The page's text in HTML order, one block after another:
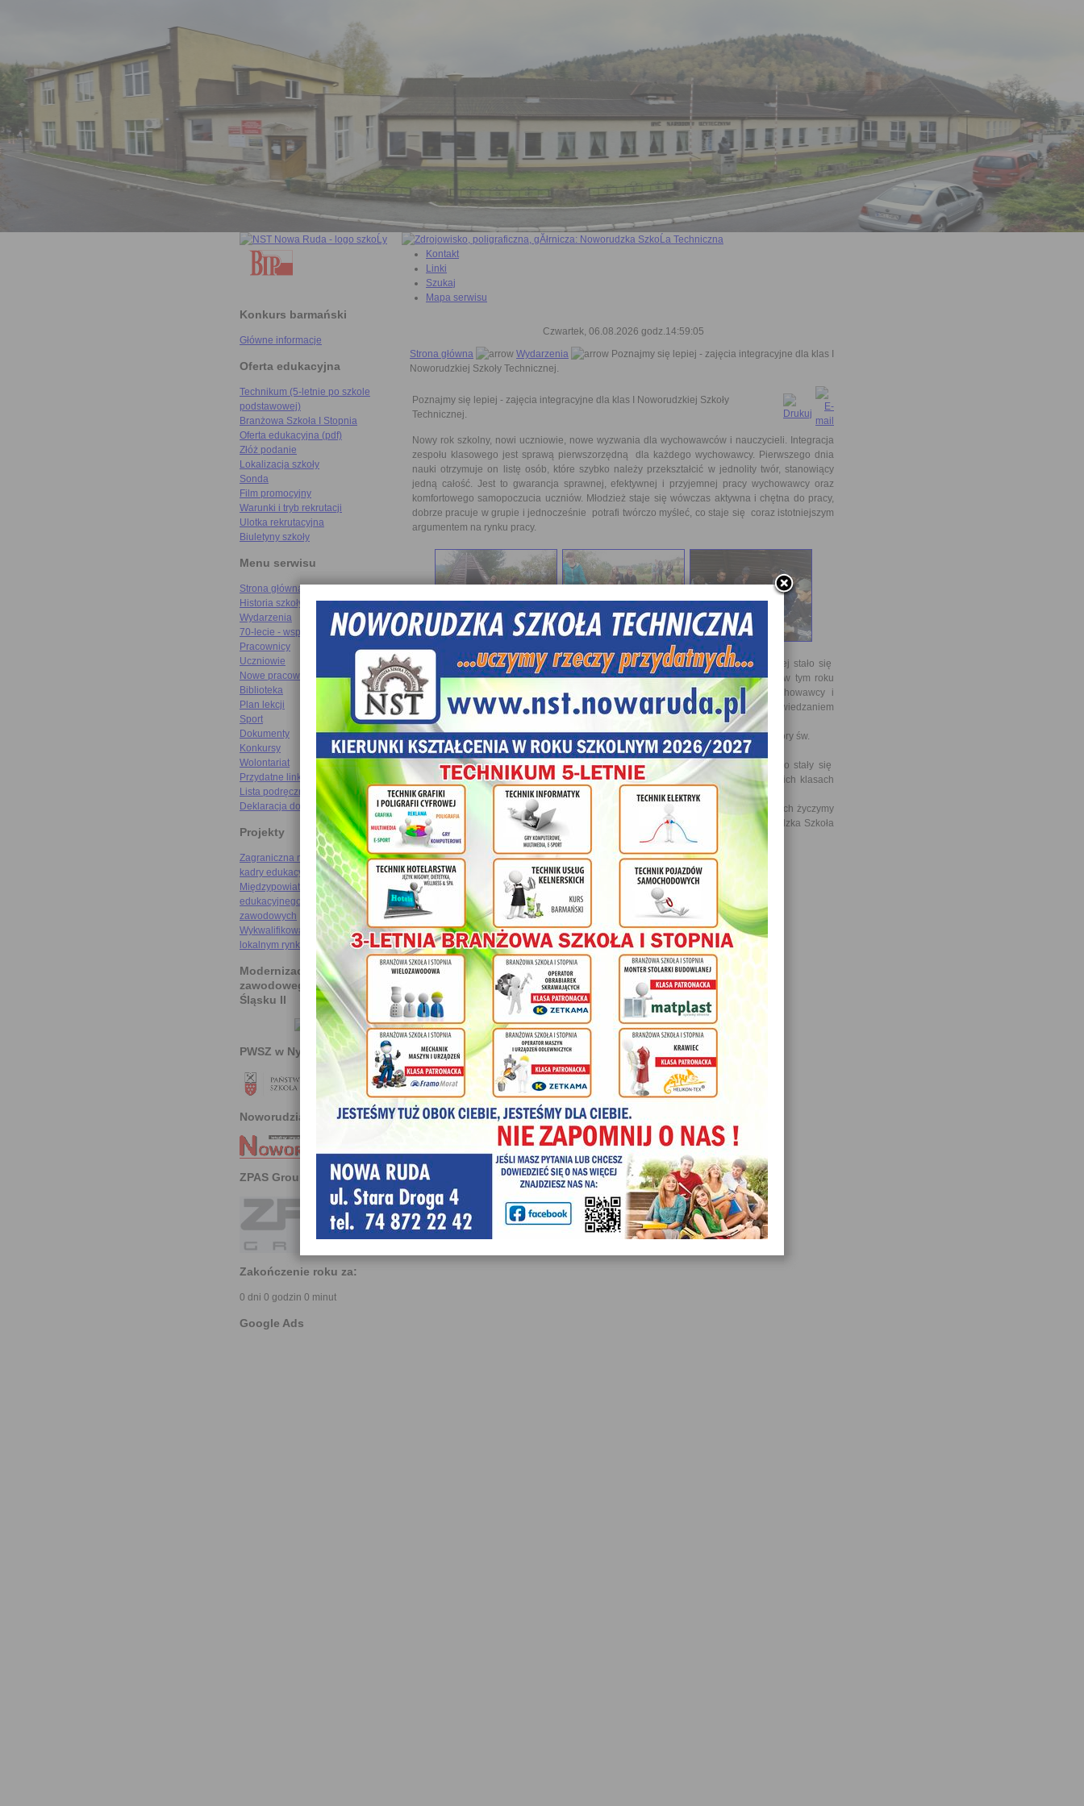
Konkurs barmański
Główne informacje
Oferta edukacyjna
Technikum (5-letnie po szkole
podstawowej)
Branżowa Szkoła I Stopnia
Oferta edukacyjna (pdf)
Złóż podanie
Lokalizacja szkoły
Sonda
Film promocyjny
Warunki i tryb rekrutacji
Ulotka rekrutacyjna
Biuletyny szkoły
Menu serwisu
Strona główna
Historia szkoły
Wydarzenia
70-lecie - wspomnienia
Pracownicy
Uczniowie
Nowe pracownie
Biblioteka
Plan lekcji
Sport
Dokumenty
Konkursy
Wolontariat
Przydatne linki
Lista podręczników
Deklaracja dostępności
Projekty
Zagraniczna mobilność szkolnej
kadry edukacyjnej
Międzypowiatowa droga do
edukacyjnego sukcesu szkół
zawodowych
Wykwalifikowani rzemieślnicy na
lokalnym rynku pracy
Modernizacja kształcenia
zawodowego na Dolnym
Śląsku II
PWSZ w Nysie
Noworudzianin
ZPAS Group
Zakończenie roku za:
0 dni 0 godzin 0 minut
Google Ads
Kontakt
Linki
Szukaj
Mapa serwisu
Czwartek, 06.08.2026 godz.14:59:06
Strona główna
Wydarzenia
Poznajmy się lepiej - zajęcia integracyjne dla klas I
Noworudzkiej Szkoły Technicznej.
Poznajmy się lepiej - zajęcia integracyjne dla klas I Noworudzkiej Szkoły
Technicznej.
Nowy rok szkolny, nowi uczniowie, nowe wyzwania dla wychowawców i nauczycieli. Integracja
zespołu klasowego jest sprawą pierwszorzędną dla każdego wychowawcy. Pierwszego dnia
nauki otrzymuje on listę osób, które szybko należy przekształcić w jednolity twór, stanowiący
jedną całość. Jest to gwarancja sprawnej, efektywnej i przyjemnej pracy wychowawcy oraz
komfortowego samopoczucia uczniów. Młodzież staje się wówczas aktywna i chętna do pracy,
dobrze pracuje w grupie i jednocześnie potrafi twórczo myśleć, co staje się coraz istotniejszym
argumentem na rynku pracy.
Mając na uwadze dobro naszych uczniów, w Noworudzkiej Szkole Technicznej stało się
tradycją organizowanie zajęć integracyjnych dla klas pierwszych. Podobnie było w tym roku
szkolnym. W drugim tygodniu nauki wszystkie klasy pierwsze w asyście wychowawcy i
pedagoga szkolnego wybrały się na zajęcia integracyjne połączone z ogniskiem i zwiedzaniem
pobliskich terenów.
Przepiękne szlaki Wzgórz Włodzickich pokierowały Nas w stronę Bieganowa oraz góry św.
Anny.
Wspólny wysiłek po zdobyciu szczytu, gry i zabawy integracyjne oraz ognisko stały się
doskonałą okazją do zespolenia uczniów, wychowawców i pedagoga we wszystkich klasach
pierwszych.
Początek nauki w nowej szkole uznajemy za rozpoczęty, a uczniom klas pierwszych życzymy
samych sukcesów w nauce w murach nowej szkoły jaką stała się dla nich Noworudzka Szkoła
Techniczna.